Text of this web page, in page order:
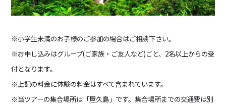
※小学生未満のお子様のご参加の場合はご相談下さい。
※お申し込みはグループ(ご家族・ご友人など)ごと、2名以上からの受
付となります。
※上記の料金に体験の料金はすべて含まれています。
※当ツアーの集合場所は「屋久島」です。集合場所までの交通費は別